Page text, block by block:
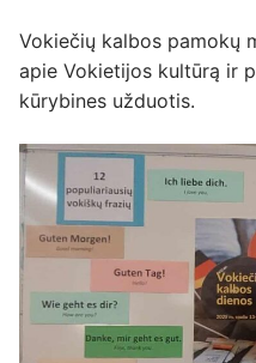
Vokiečių kalbos pamokų
apie Vokietijos kultūrą ir
kūrybines užduotis.